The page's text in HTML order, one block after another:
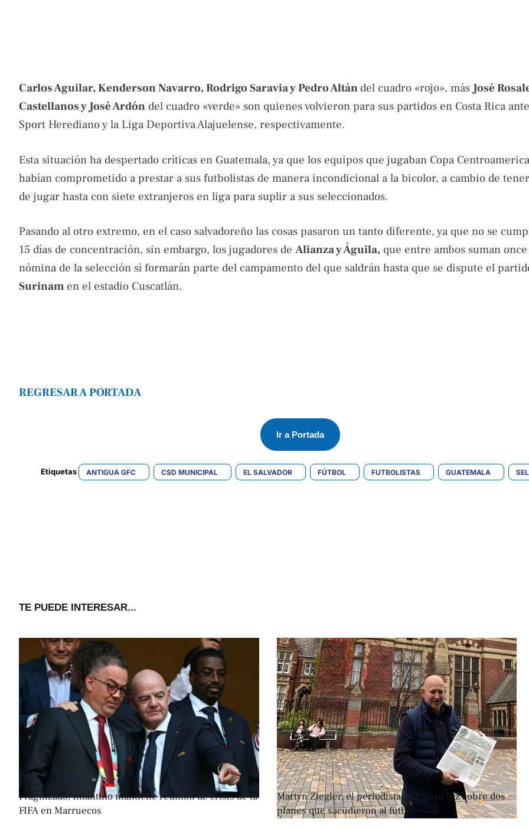
Carlos Aguilar, Kenderson Navarro, Rodrigo Saravia y Pedro Altán del cuadro «rojo», más José
Castellanos y José Ardón del cuadro «verde» son quienes volvieron para sus partidos en Costa Rica
Sport Herediano y la Liga Deportiva Alajuelense, respectivamente.
Esta situación ha despertado críticas en Guatemala, ya que los equipos que jugaban Copa
habían comprometido a prestar a sus futbolistas de manera incondicional a la bicolor, a cambio de
de jugar hasta con siete extranjeros en liga para suplir a sus seleccionados.
Pasando al otro extremo, en el caso salvadoreño las cosas pasaron un tanto diferente, ya que no se
15 días de concentración, sin embargo, los jugadores de Alianza y Águila, que entre ambos suman
nómina de la selección sí formarán parte del campamento del que saldrán hasta que se dispute el
Surinam en el estadio Cuscatlán.
REGRESAR A PORTADA
Ir a Portada
Etiquetas ANTIGUA GFC CSD MUNICIPAL EL SALVADOR FÚTBOL FUTBOLISTAS GUATEMALA
TE PUEDE INTERESAR...
Fragilizado, Infantino mantiene reunión de crisis de la
FIFA en Marruecos
Martyn Ziegler, el periodista que puso luz sobre dos
planes que sacudieron al fútbol